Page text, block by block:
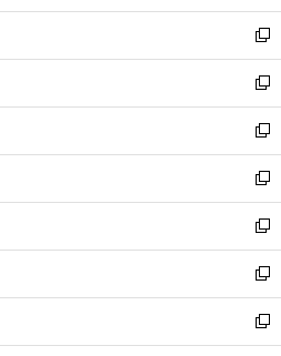
開
く
ウ
で
開
く
ン
ド
ウ
で
開
く
ウ
ィ
ン
ド
ウ
で
開
く
新
し
い
ウ
ィ
ン
ド
ウ
で
開
く
新
し
い
ウ
ィ
ン
ド
ウ
で
開
く
新
し
い
ウ
ィ
ン
ド
ウ
で
開
新
し
い
ウ
ィ
ン
ド
ウ
新
し
い
ウ
ィ
ン
新
し
い
ウ
新
し